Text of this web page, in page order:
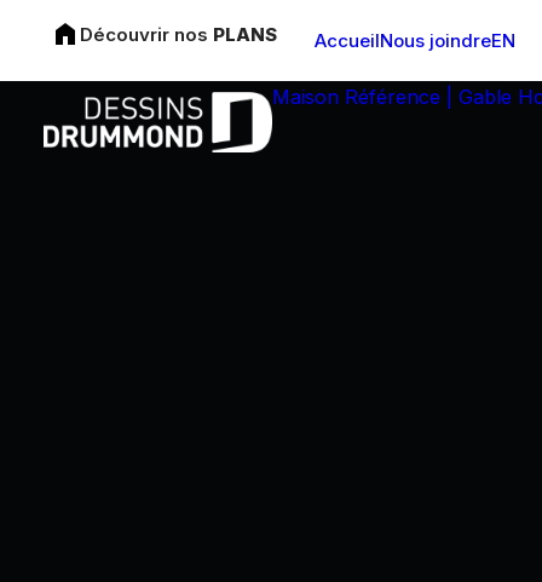
Découvrir nos PLANS AccueilNous joindreEN
Maison Référence | Gable